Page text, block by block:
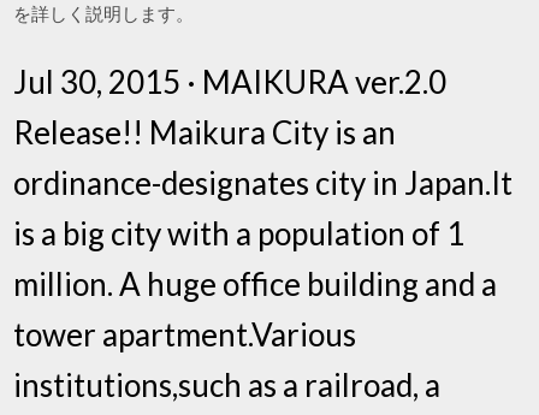
を詳しく説明します。
Jul 30, 2015 · MAIKURA ver.2.0
Release!! Maikura City is an
ordinance-designates city in Japan.It
is a big city with a population of 1
million. A huge office building and a
tower apartment.Various
institutions,such as a railroad, a